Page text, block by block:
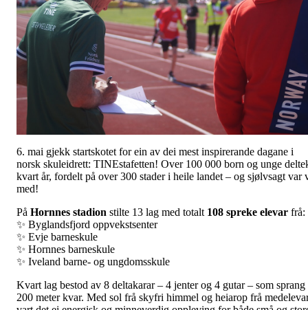
6. mai gjekk startskotet for ein av dei mest inspirerande dagane i
norsk skuleidrett: TINEstafetten! Over 100 000 born og unge
kvart år, fordelt på over 300 stader i heile landet – og sjølvsagt var
med!
På Hornnes stadion stilte 13 lag med totalt 108 spreke elevar frå:
✨ Byglandsfjord oppvekstsenter
✨ Evje barneskule
✨ Hornnes barneskule
✨ Iveland barne- og ungdomsskule
Kvart lag bestod av 8 deltakarar – 4 jenter og 4 gutar – som sprang
200 meter kvar. Med sol frå skyfri himmel og heiarop frå